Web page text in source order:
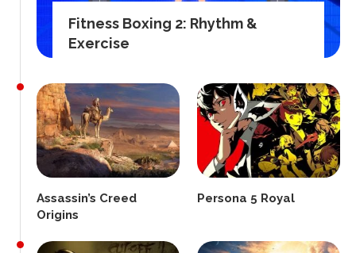
Fitness Boxing 2: Rhythm &
Exercise
Assassin’s Creed
Origins
Persona 5 Royal